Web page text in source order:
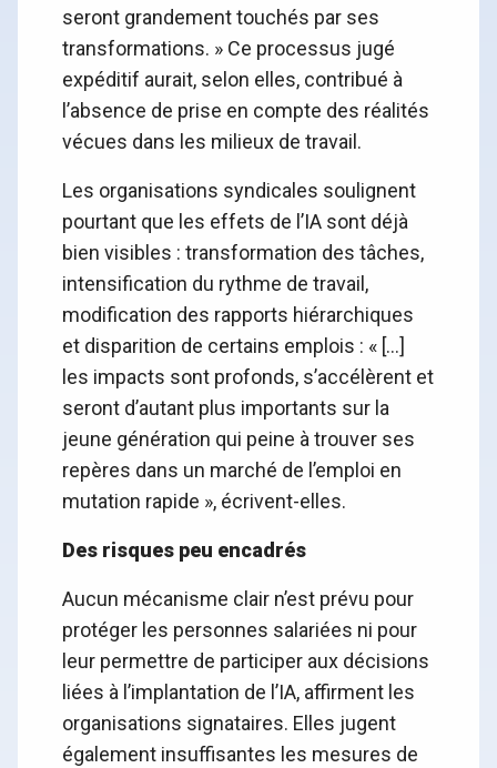
seront grandement touchés par ses
transformations. » Ce processus jugé
expéditif aurait, selon elles, contribué à
l’absence de prise en compte des réalités
vécues dans les milieux de travail.
Les organisations syndicales soulignent
pourtant que les effets de l’IA sont déjà
bien visibles : transformation des tâches,
intensification du rythme de travail,
modification des rapports hiérarchiques
et disparition de certains emplois : « […]
les impacts sont profonds, s’accélèrent et
seront d’autant plus importants sur la
jeune génération qui peine à trouver ses
repères dans un marché de l’emploi en
mutation rapide », écrivent-elles.
Des risques peu encadrés
Aucun mécanisme clair n’est prévu pour
protéger les personnes salariées ni pour
leur permettre de participer aux décisions
liées à l’implantation de l’IA, affirment les
organisations signataires. Elles jugent
également insuffisantes les mesures de